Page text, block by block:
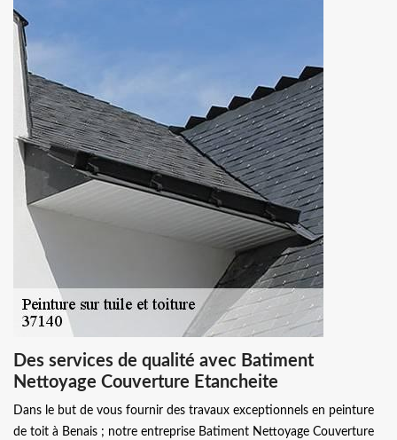
Des services de qualité avec Batiment
Nettoyage Couverture Etancheite
Dans le but de vous fournir des travaux exceptionnels en peinture
de toit à Benais ; notre entreprise Batiment Nettoyage Couverture